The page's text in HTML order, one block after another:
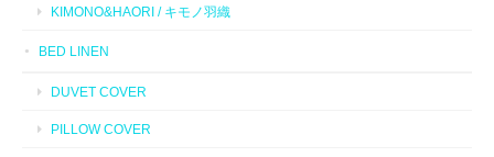
KIMONO&HAORI / キモノ羽織
BED LINEN
DUVET COVER
PILLOW COVER